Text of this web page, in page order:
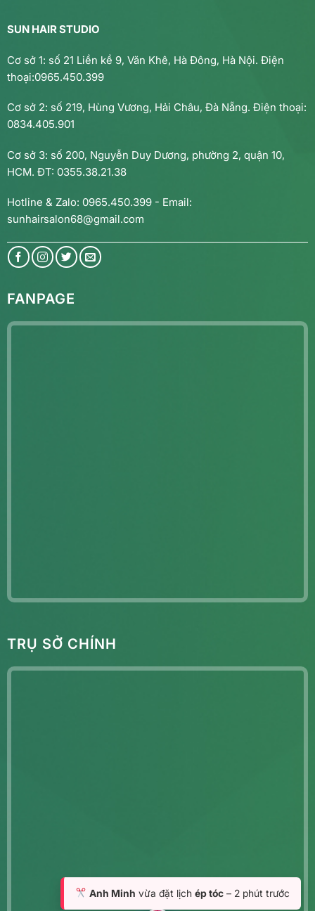
SUN HAIR STUDIO
Cơ sở 1: số 21 Liền kề 9, Văn Khê, Hà Đông, Hà Nội. Điện
thoại:0965.450.399
Cơ sở 2: số 219, Hùng Vương, Hải Châu, Đà Nẵng. Điện thoại:
0834.405.901
Cơ sở 3: số 200, Nguyễn Duy Dương, phường 2, quận 10,
HCM. ĐT: 0355.38.21.38
Hotline & Zalo: 0965.450.399 - Email:
sunhairsalon68@gmail.com
FANPAGE
TRỤ SỞ CHÍNH
Anh Minh vừa đặt lịch ép tóc – 2 phút trước